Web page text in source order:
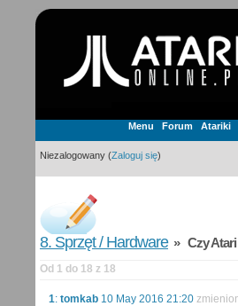
Menu Forum Atariki
Niezalogowany (Zaloguj się)
8. Sprzęt / Hardware» Czy Atari
Od 1 do 18 z 18
1: tomkab 10 May 2016 21:20